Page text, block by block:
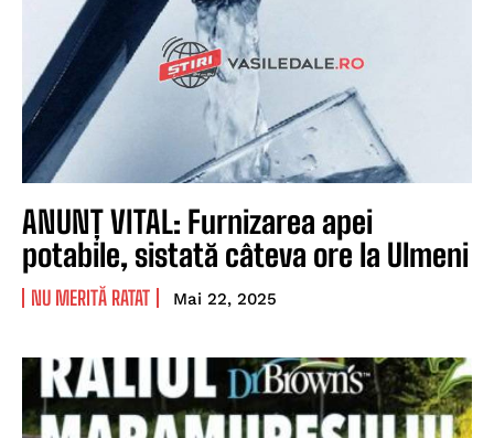
ANUNȚ VITAL: Furnizarea apei
potabile, sistată câteva ore la Ulmeni
NU MERITĂ RATAT Mai 22, 2025